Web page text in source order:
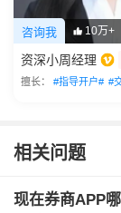
咨询我 10万+
资深小周经理
擅长： #指导开户# #
相关问题
现在券商APP